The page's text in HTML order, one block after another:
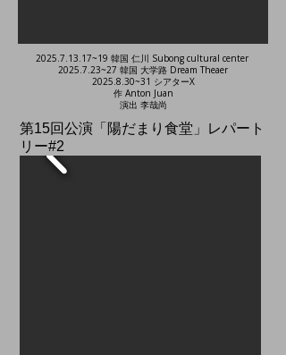
2025.7.13.17~19 韓国 仁川 Subong cultural center
2025.7.23~27 韓国 大学路 Dream Theaer
2025.8.30~31 シアターΧ
作 Anton Juan
​演出 李哉尚
第15回公演「陽だまり食堂」レパート
リー#2